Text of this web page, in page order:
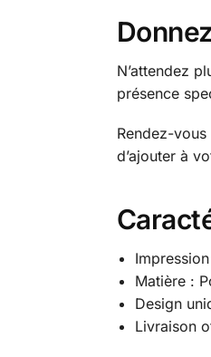
N’attendez
présence
Rendez-vous
d’ajouter à
Matière :
Design
Livraison